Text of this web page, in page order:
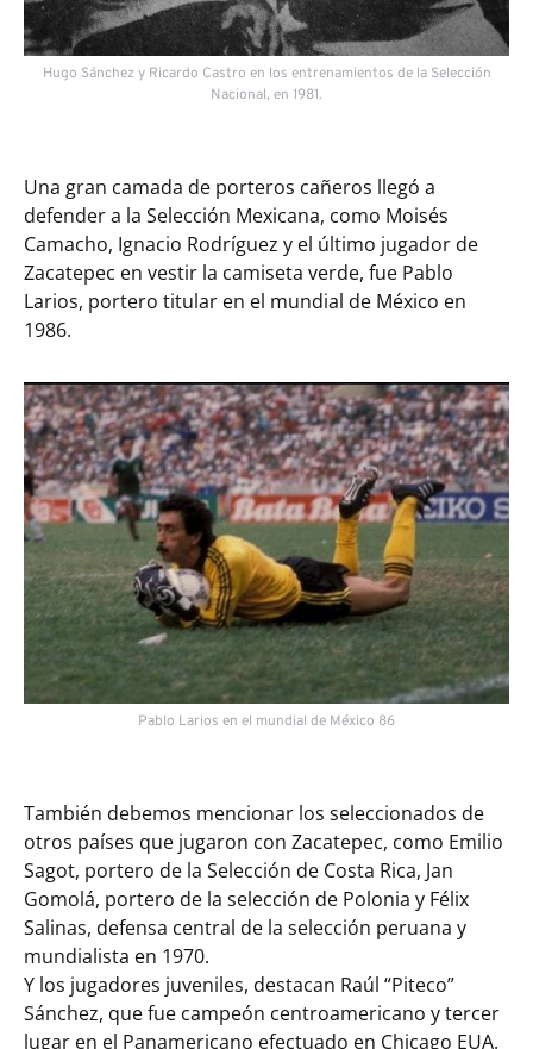
Hugo Sánchez y Ricardo Castro en los entrenamientos de la Selección
Nacional, en 1981.
Una gran camada de porteros cañeros llegó a
defender a la Selección Mexicana, como Moisés
Camacho, Ignacio Rodríguez y el último jugador de
Zacatepec en vestir la camiseta verde, fue Pablo
Larios, portero titular en el mundial de México en
1986.
Pablo Larios en el mundial de México 86
También debemos mencionar los seleccionados de
otros países que jugaron con Zacatepec, como Emilio
Sagot, portero de la Selección de Costa Rica, Jan
Gomolá, portero de la selección de Polonia y Félix
Salinas, defensa central de la selección peruana y
mundialista en 1970.
Y los jugadores juveniles, destacan Raúl “Piteco”
Sánchez, que fue campeón centroamericano y tercer
lugar en el Panamericano efectuado en Chicago EUA.